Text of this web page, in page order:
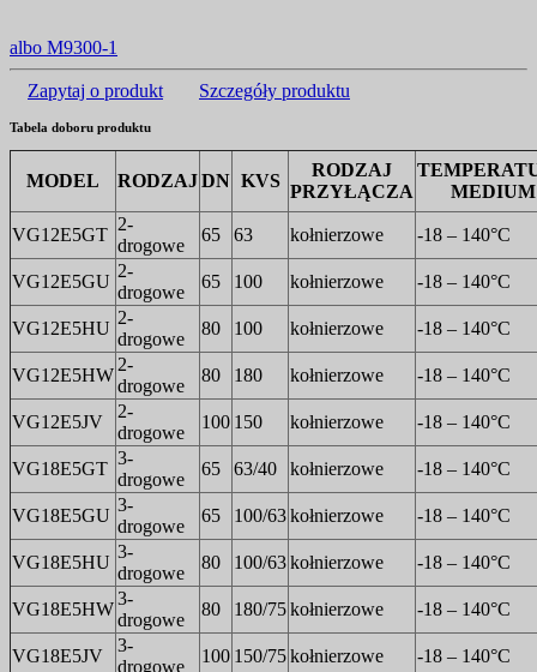
albo M9300-1
Zapytaj o produkt Szczegóły produktu
Tabela doboru produktu
MODEL RODZAJDN KVS
RODZAJ
PRZYŁĄCZA
MEDIUM
VG12E5GT
2-
drogowe
65 63 kołnierzowe -18 – 140°C
VG12E5GU
2-
drogowe
65 100 kołnierzowe -18 – 140°C
VG12E5HU
2-
drogowe
80 100 kołnierzowe -18 – 140°C
VG12E5HW
2-
drogowe
80 180 kołnierzowe -18 – 140°C
VG12E5JV
2-
drogowe
100 150 kołnierzowe -18 – 140°C
VG18E5GT
3-
drogowe
65 63/40 kołnierzowe -18 – 140°C
VG18E5GU
3-
drogowe
65 100/63kołnierzowe -18 – 140°C
VG18E5HU
3-
drogowe
80 100/63kołnierzowe -18 – 140°C
VG18E5HW
3-
drogowe
80 180/75kołnierzowe -18 – 140°C
VG18E5JV
3-
drogowe
100 150/75kołnierzowe -18 – 140°C